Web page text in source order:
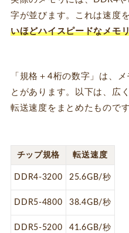
字が並びます。これは速度
いほどハイスピードなメモ
「規格＋4桁の数字」は、
とがあります。以下は、広
転送速度をまとめたものです
チップ規格 転送速度
DDR4-3200 25.6GB/秒
DDR5-4800 38.4GB/秒
DDR5-5200 41.6GB/秒